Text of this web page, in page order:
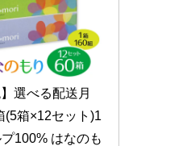
選べる配送月
(5箱×12セット)1
100% はなのも